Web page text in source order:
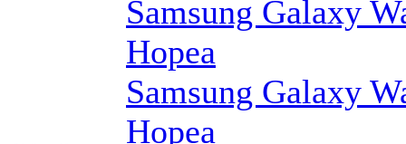
Samsung Galaxy
Hopea
Samsung Galaxy
Hopea